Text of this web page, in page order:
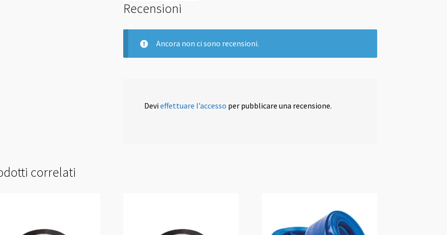
Recensioni
Ancora non ci sono recensioni.
Devieffettuare l’accesso per pubblicare una recensione.
correlati